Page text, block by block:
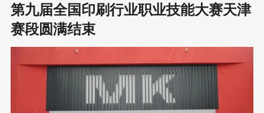
区域。 天闻印务始建于1952年，2010年随中南出版传媒集团整体
上市，是一家集书刊印刷、商业印刷、防伪印刷、数码印刷等生产
于一体的大型国有企业。公司现有员工1700余人，厂区总占地面积
2023年，天闻印务获评“国家印刷示范企业”；公司先后两次荣获中
国出版政府奖——先进集体奖。2021年实现销售11亿元，产能规模
第九届全国印刷行业职业技能大赛天津
赛段圆满结束